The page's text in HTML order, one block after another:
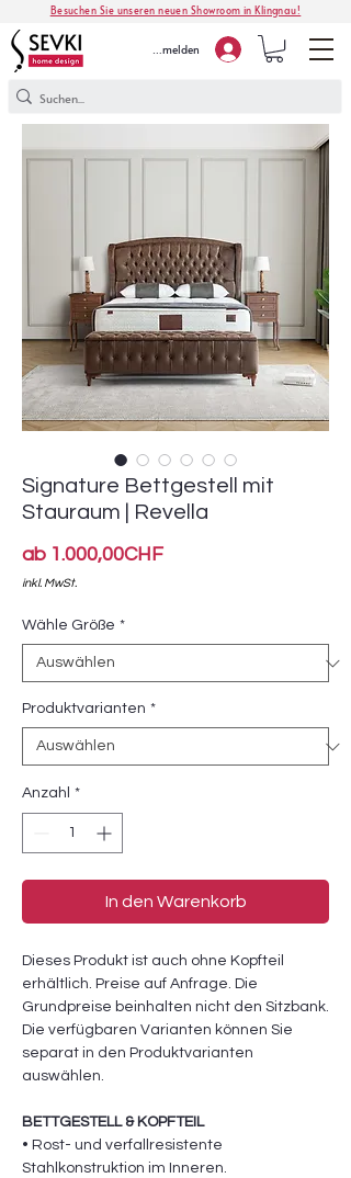
Besuchen Sie unseren neuen Showroom in Klingnau!
Anmelden
Signature Bettgestell mit
Stauraum | Revella
ab 1.000,00CHFSale-
inkl. MwSt.
Wähle Größe *
Produktvarianten *
Anzahl *
In den Warenkorb
Dieses Produkt ist auch ohne Kopfteil
erhältlich. Preise auf Anfrage. Die
Grundpreise beinhalten nicht den Sitzbank.
Die verfügbaren Varianten können Sie
separat in den Produktvarianten
auswählen.
BETTGESTELL & KOPFTEIL
• Rost- und verfallresistente
Stahlkonstruktion im Inneren.